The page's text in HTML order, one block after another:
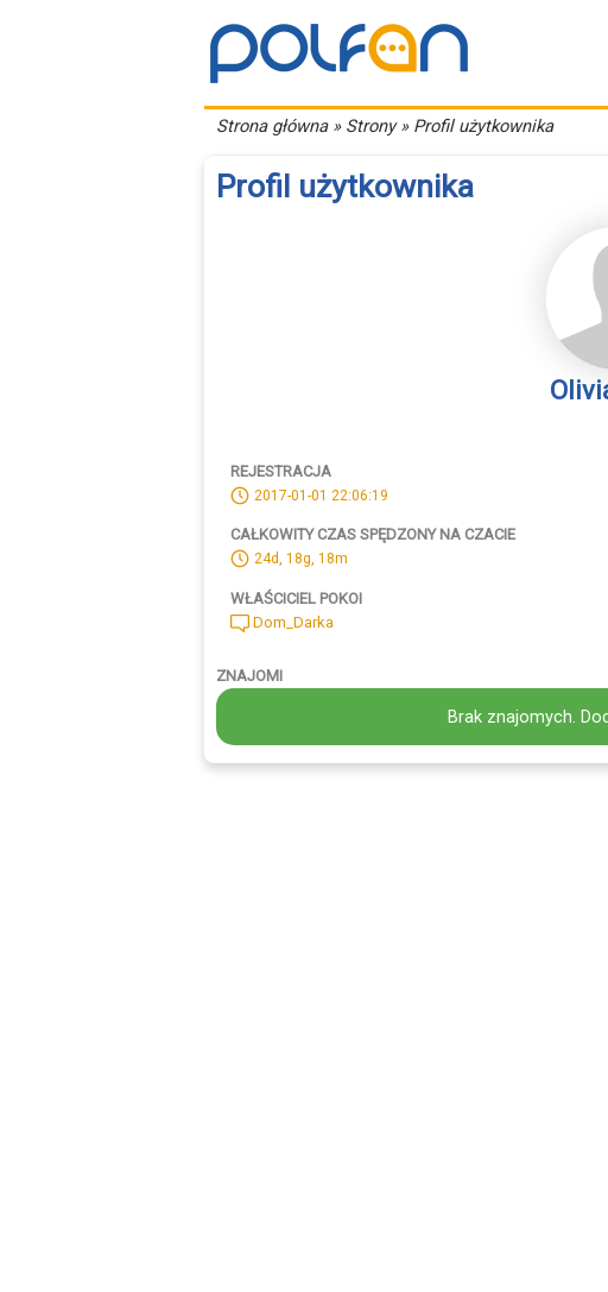
Strona główna» Strony » Profil użytkownika
Profil użytkownika
REJESTRACJA
2017-01-01 22:06:19
CAŁKOWITY CZAS SPĘDZONY NA CZACIE
24d, 18g, 18m
WŁAŚCICIEL POKOI
Dom_Darka
ZNAJOMI
Brak znajomych.